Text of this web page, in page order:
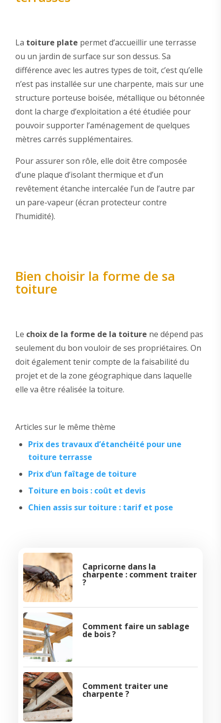
La toiture plate permet d’accueillir une terrasse
ou un jardin de surface sur son dessus. Sa
différence avec les autres types de toit, c’est qu’elle
n’est pas installée sur une charpente, mais sur une
structure porteuse boisée, métallique ou bétonnée
dont la charge d’exploitation a été étudiée pour
pouvoir supporter l’aménagement de quelques
mètres carrés supplémentaires.
Pour assurer son rôle, elle doit être composée
d’une plaque d’isolant thermique et d’un
revêtement étanche intercalée l’un de l’autre par
un pare-vapeur (écran protecteur contre
l’humidité).
Bien choisir la forme de sa
toiture
Le choix de la forme de la toiture ne dépend pas
seulement du bon vouloir de ses propriétaires. On
doit également tenir compte de la faisabilité du
projet et de la zone géographique dans laquelle
elle va être réalisée la toiture.
Articles sur le même thème
Prix des travaux d’étanchéité pour une
toiture terrasse
Prix d’un faîtage de toiture
Toiture en bois : coût et devis
Chien assis sur toiture : tarif et pose
Capricorne dans la
charpente : comment traiter
?
Comment faire un sablage
de bois ?
Comment traiter une
charpente ?